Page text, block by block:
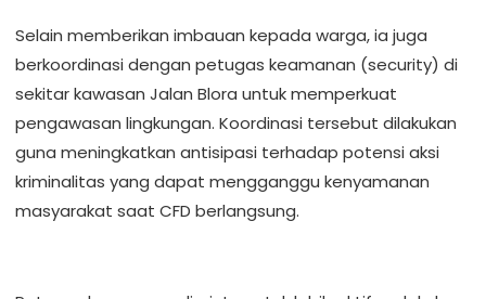
Selain memberikan imbauan kepada warga, ia juga
berkoordinasi dengan petugas keamanan (security) di
sekitar kawasan Jalan Blora untuk memperkuat
pengawasan lingkungan. Koordinasi tersebut dilakukan
guna meningkatkan antisipasi terhadap potensi aksi
kriminalitas yang dapat mengganggu kenyamanan
masyarakat saat CFD berlangsung.